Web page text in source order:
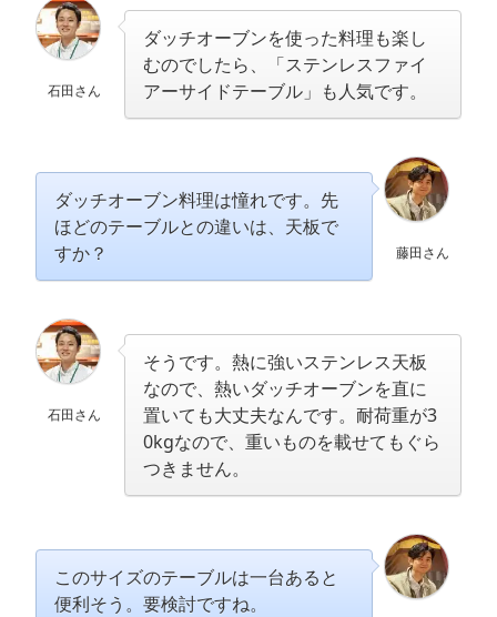
石田さん
ダッチオーブンを使った料理も楽し
むのでしたら、「ステンレスファイ
アーサイドテーブル」も人気です。
藤田さん
ダッチオーブン料理は憧れです。先
ほどのテーブルとの違いは、天板で
すか？
石田さん
そうです。熱に強いステンレス天板
なので、熱いダッチオーブンを直に
置いても大丈夫なんです。耐荷重が3
0kgなので、重いものを載せてもぐら
つきません。
このサイズのテーブルは一台あると
便利そう。要検討ですね。